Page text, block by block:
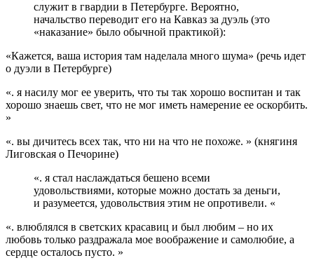
служит в гвардии в Петербурге. Вероятно,
начальство переводит его на Кавказ за дуэль (это
«наказание» было обычной практикой):
«Кажется, ваша история там наделала много шума» (речь идет
о дуэли в Петербурге)
«. я насилу мог ее уверить, что ты так хорошо воспитан и так
хорошо знаешь свет, что не мог иметь намерение ее оскорбить.
»
«. вы дичитесь всех так, что ни на что не похоже. » (княгиня
Лиговская о Печорине)
«. я стал наслаждаться бешено всеми
удовольствиями, которые можно достать за деньги,
и разумеется, удовольствия этим не опротивели. «
«. влюблялся в светских красавиц и был любим – но их
любовь только раздражала мое воображение и самолюбие, а
сердце осталось пусто. »